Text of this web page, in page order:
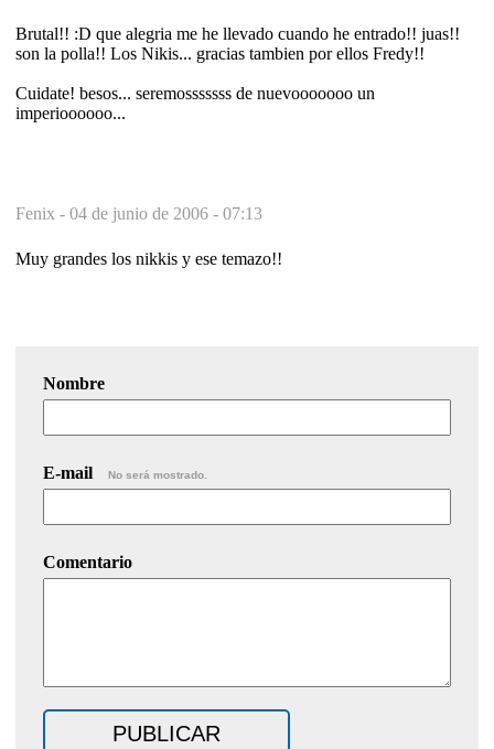
Brutal!! :D que alegria me he llevado cuando he entrado!! juas!!
son la polla!! Los Nikis... gracias tambien por ellos Fredy!!
Cuidate! besos... seremosssssss de nuevooooooo un
imperioooooo...
Fenix - 04 de junio de 2006 - 07:13
Muy grandes los nikkis y ese temazo!!
Nombre
E-mail No será mostrado.
Comentario